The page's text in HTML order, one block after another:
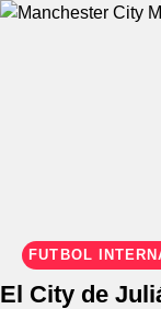
FÚTBOL
El City de